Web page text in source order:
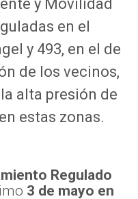
y Movilidad
en el
y 493, en el de
de los vecinos,
alta presión de
estas zonas.
Regulado
3 de mayo en